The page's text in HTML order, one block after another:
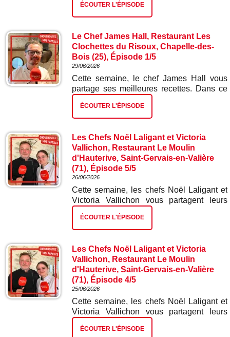
rouges.
ÉCOUTER L'ÉPISODE
Le Chef James Hall, Restaurant Les
Clochettes du Risoux, Chapelle-des-
Bois (25), Épisode 1/5
29/06/2026
Cette semaine, le chef James Hall vous
partage ses meilleures recettes. Dans ce
premier épisode : blinis et mousse de truite
fumée.
ÉCOUTER L'ÉPISODE
Les Chefs Noël Laligant et Victoria
Vallichon, Restaurant Le Moulin
d'Hauterive, Saint-Gervais-en-Valière
(71), Épisode 5/5
26/06/2026
Cette semaine, les chefs Noël Laligant et
Victoria Vallichon vous partagent leurs
meilleures recettes. Dans ce cinquième et
dernier épisode : nougat glacé.
ÉCOUTER L'ÉPISODE
Les Chefs Noël Laligant et Victoria
Vallichon, Restaurant Le Moulin
d'Hauterive, Saint-Gervais-en-Valière
(71), Épisode 4/5
25/06/2026
Cette semaine, les chefs Noël Laligant et
Victoria Vallichon vous partagent leurs
meilleures recettes. Dans ce quatrième
épisode : poitrine de porc confite.
ÉCOUTER L'ÉPISODE